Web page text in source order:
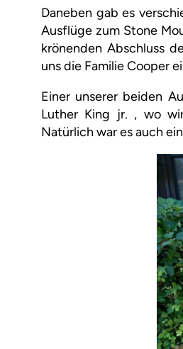
Daneben gab es
Ausflüge zum Stone
krönenden Abschluss
uns die Familie Cooper
Einer unserer beiden
Luther King jr. , wo
Natürlich war es auch